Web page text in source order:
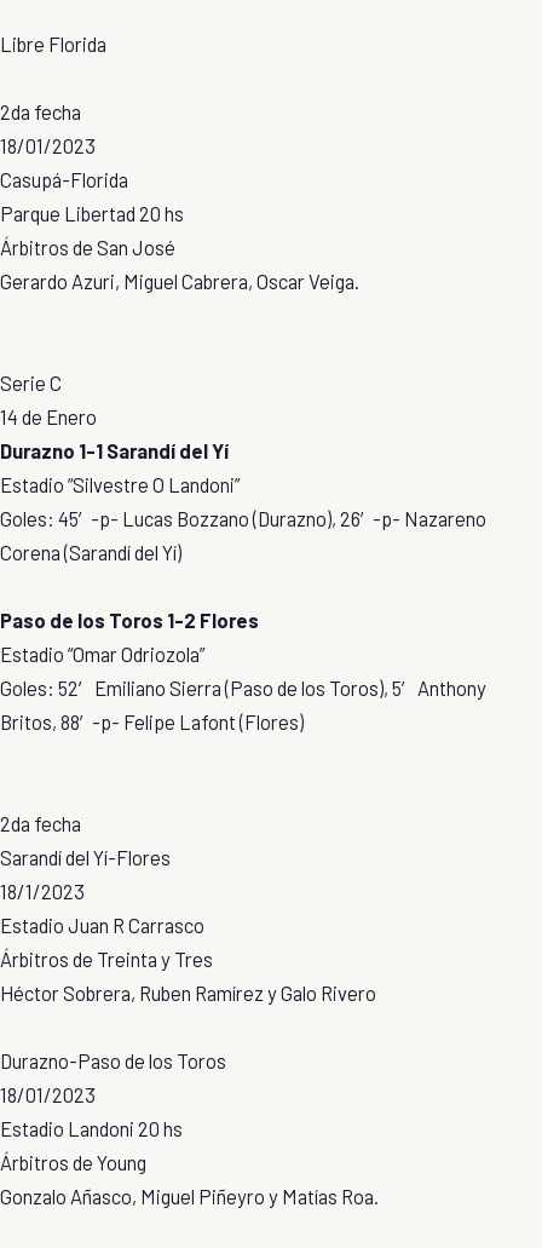
Libre Florida
2da fecha
18/01/2023
Casupá-Florida
Parque Libertad 20 hs
Árbitros de San José
Gerardo Azuri, Miguel Cabrera, Oscar Veiga.
Serie C
14 de Enero
Durazno 1-1 Sarandí del Yí
Estadio “Silvestre O Landoni”
Goles: 45′-p- Lucas Bozzano (Durazno), 26′-p- Nazareno
Corena (Sarandí del Yí)
Paso de los Toros 1-2 Flores
Estadio “Omar Odriozola”
Goles: 52′ Emiliano Sierra (Paso de los Toros), 5′ Anthony
Britos, 88′-p- Felipe Lafont (Flores)
2da fecha
Sarandí del Yí-Flores
18/1/2023
Estadio Juan R Carrasco
Árbitros de Treinta y Tres
Héctor Sobrera, Ruben Ramírez y Galo Rivero
Durazno-Paso de los Toros
18/01/2023
Estadio Landoni 20 hs
Árbitros de Young
Gonzalo Añasco, Miguel Piñeyro y Matías Roa.